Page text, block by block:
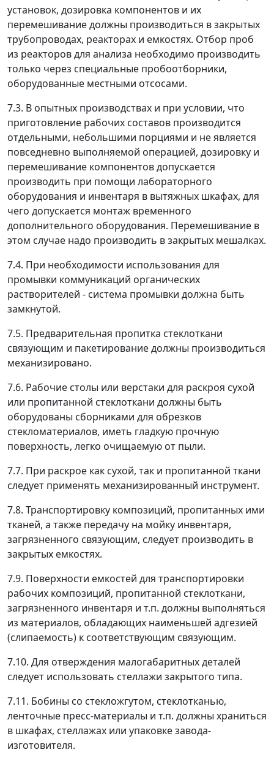
установок, дозировка компонентов и их
перемешивание должны производиться в закрытых
трубопроводах, реакторах и емкостях. Отбор проб
из реакторов для анализа необходимо производить
только через специальные пробоотборники,
оборудованные местными отсосами.
7.3. В опытных производствах и при условии, что
приготовление рабочих составов производится
отдельными, небольшими порциями и не является
повседневно выполняемой операцией, дозировку и
перемешивание компонентов допускается
производить при помощи лабораторного
оборудования и инвентаря в вытяжных шкафах, для
чего допускается монтаж временного
дополнительного оборудования. Перемешивание в
этом случае надо производить в закрытых мешалках.
7.4. При необходимости использования для
промывки коммуникаций органических
растворителей - система промывки должна быть
замкнутой.
7.5. Предварительная пропитка стеклоткани
связующим и пакетирование должны производиться
механизировано.
7.6. Рабочие столы или верстаки для раскроя сухой
или пропитанной стеклоткани должны быть
оборудованы сборниками для обрезков
стекломатериалов, иметь гладкую прочную
поверхность, легко очищаемую от пыли.
7.7. При раскрое как сухой, так и пропитанной ткани
следует применять механизированный инструмент.
7.8. Транспортировку композиций, пропитанных ими
тканей, а также передачу на мойку инвентаря,
загрязненного связующим, следует производить в
закрытых емкостях.
7.9. Поверхности емкостей для транспортировки
рабочих композиций, пропитанной стеклоткани,
загрязненного инвентаря и т.п. должны выполняться
из материалов, обладающих наименьшей адгезией
(слипаемость) к соответствующим связующим.
7.10. Для отверждения малогабаритных деталей
следует использовать стеллажи закрытого типа.
7.11. Бобины со стекложгутом, стеклотканью,
ленточные пресс-материалы и т.п. должны храниться
в шкафах, стеллажах или упаковке завода-
изготовителя.